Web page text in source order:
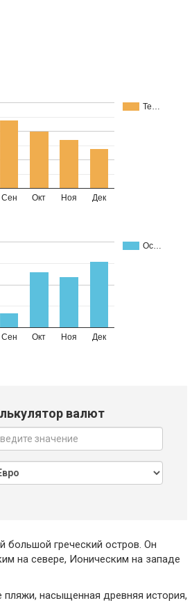
Те…
Сен Окт Ноя Дек
Ос…
Сен Окт Ноя Дек
валют
греческий остров. Он
на севере, Ионическим на западе
пляжи, насыщенная древняя история,